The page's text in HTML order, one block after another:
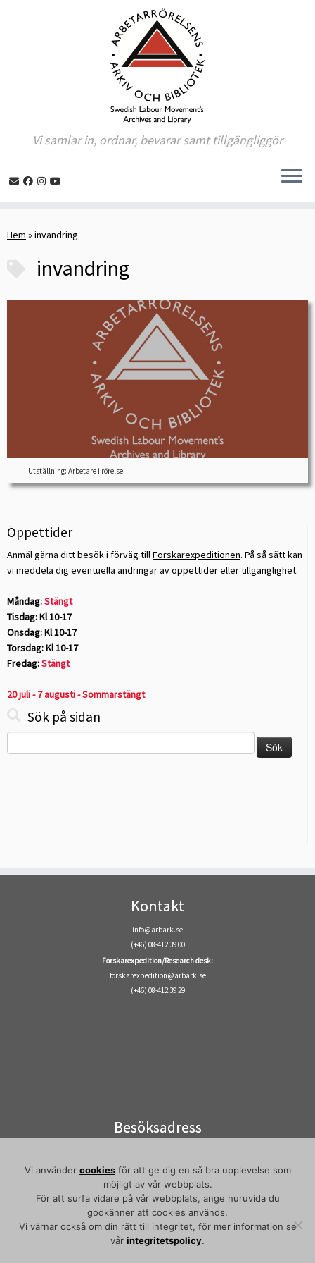
to
Vi samlar in, ordnar, bevarar samt tillgängliggör
Hem » invandring
invandring
Utställning: Arbetare i rörelse
Öppettider
Anmäl gärna ditt besök i förväg tillForskarexpeditionen. På så sätt kan
vi meddela dig eventuella ändringar av öppettider eller tillgänglighet.
Måndag:Stängt
Tisdag: Kl 10-17
Onsdag: Kl 10-17
Torsdag: Kl 10-17
Fredag:Stängt
20 juli - 7 augusti - Sommarstängt
Sök på sidan
efter:
Kontakt
info@arbark.se
(+46) 08-412 39 00
Forskarexpedition/Research desk:
forskarexpedition@arbark.se
(+46) 08-412 39 29
Besöksadress
Elektronvägen 2
141 49 Huddinge
Pendeltåg/commuter train:
Flemingsberg
Vi använder cookiesför att ge dig en så bra upplevelse som
möjligt av vår webbplats.
För att surfa vidare på vår webbplats, ange huruvida du
godkänner att cookies används.
Vi värnar också om din rätt till integritet, för mer information se
vår integritetspolicy.